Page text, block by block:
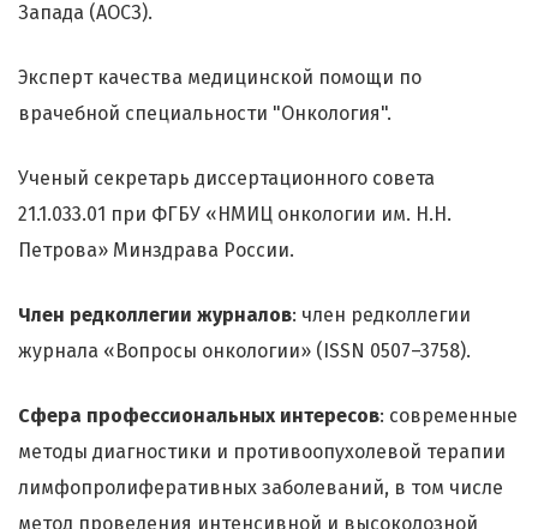
Запада (АОСЗ).
Эксперт качества медицинской помощи по
врачебной специальности "Онкология".
Ученый секретарь диссертационного совета
21.1.033.01 при ФГБУ «НМИЦ онкологии им. Н.Н.
Петрова» Минздрава России.
Член редколлегии журналов: член редколлегии
журнала «Вопросы онкологии» (ISSN 0507–3758).
Сфера профессиональных интересов: современные
методы диагностики и противоопухолевой терапии
лимфопролиферативных заболеваний, в том числе
метод проведения интенсивной и высокодозной